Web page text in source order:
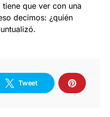
que ver con una
decimos: ¿quién
Tweet